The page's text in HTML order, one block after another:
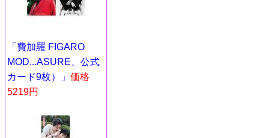
「費加羅 FIGARO
MOD...ASURE、公式
カード9枚）」 価格
5219円